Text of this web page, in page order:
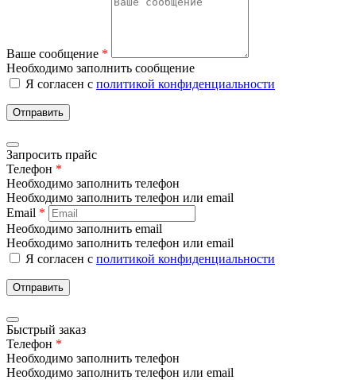
Ваше сообщение *
Необходимо заполнить сообщение
Я согласен с политикой конфиденциальности
Отправить
Запросить прайс
Телефон *
Необходимо заполнить телефон
Необходимо заполнить телефон или email
Email *
Необходимо заполнить email
Необходимо заполнить телефон или email
Я согласен с политикой конфиденциальности
Отправить
Быстрый заказ
Телефон *
Необходимо заполнить телефон
Необходимо заполнить телефон или email